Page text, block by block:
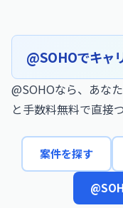
@SOHOでキャ
@SOHOなら、あな
と手数料無料で直接
案件を探す